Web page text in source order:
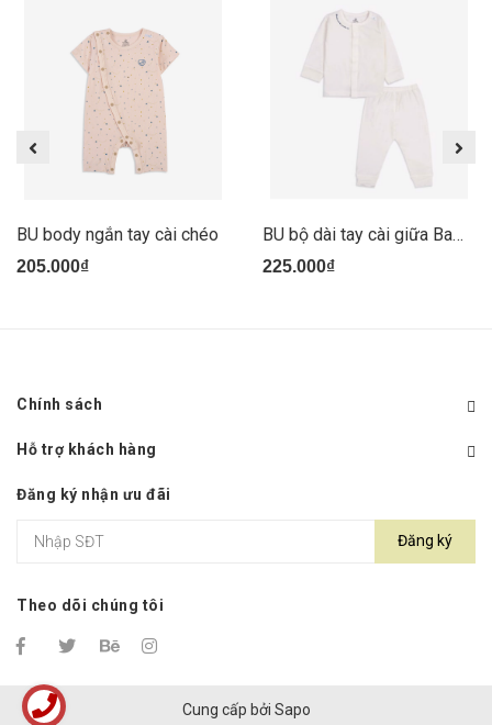
BU body ngắn tay cài chéo
205.000₫
BU bộ dài tay cài giữa Bambus
225.000₫
Chính sách
Hỗ trợ khách hàng
Đăng ký nhận ưu đãi
Đăng ký
Theo dõi chúng tôi
Cung cấp bởi Sapo